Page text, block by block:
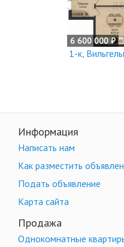
6 600 000 ₽
1-к,
Информация
Написать нам
Как разместить
Подать объявление
Карта сайта
Продажа
Однокомнатные